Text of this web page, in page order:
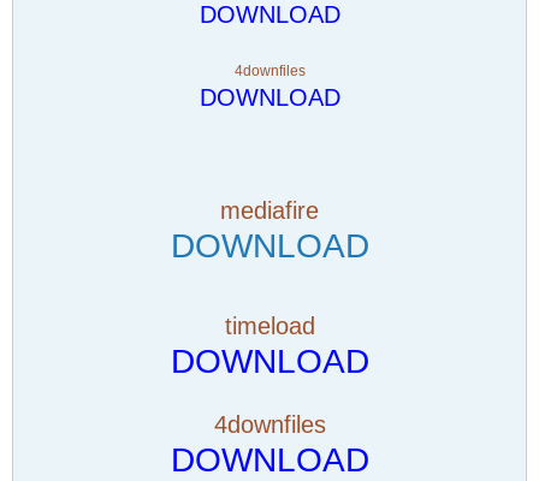
DOWNLOAD
4downfiles
DOWNLOAD
mediafire
DOWNLOAD
timeload
DOWNLOAD
4downfiles
DOWNLOAD